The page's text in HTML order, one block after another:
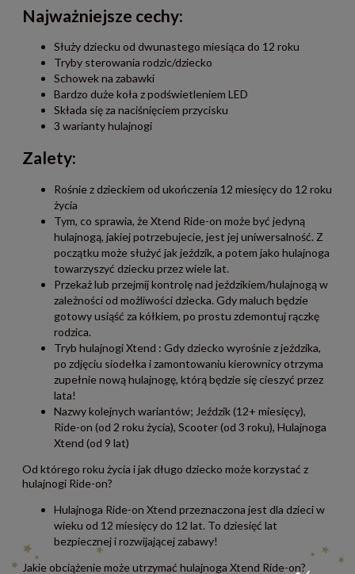
Najważniejsze cechy:
Służy dziecku od dwunastego miesiąca do 12 roku
Tryby sterowania rodzic/dziecko
Schowek na zabawki
Bardzo duże koła z podświetleniem LED
Składa się za naciśnięciem przycisku
3 warianty hulajnogi
Zalety:
Rośnie z dzieckiem od ukończenia 12 miesięcy do 12 roku
życia
Tym, co sprawia, że Xtend Ride-on może być jedyną
hulajnogą, jakiej potrzebujecie, jest jej uniwersalność. Z
początku może służyć jak jeździk, a potem jako hulajnoga
towarzyszyć dziecku przez wiele lat.
Przekaż lub przejmij kontrolę nad jeździkiem/hulajnogą w
zależności od możliwości dziecka. Gdy maluch będzie
gotowy usiąść za kółkiem, po prostu zdemontuj rączkę
rodzica.
Tryb hulajnogi Xtend : Gdy dziecko wyrośnie z jeździka,
po zdjęciu siodełka i zamontowaniu kierownicy otrzyma
zupełnie nową hulajnogę, którą będzie się cieszyć przez
lata!
Nazwy kolejnych wariantów; Jeździk (12+ miesięcy),
Ride-on (od 2 roku życia), Scooter (od 3 roku), Hulajnoga
Xtend (od 9 lat)
Od którego roku życia i jak długo dziecko może korzystać z
hulajnogi Ride-on?
Hulajnoga Ride-on Xtend przeznaczona jest dla dzieci w
wieku od 12 miesięcy do 12 lat. To dziesięć lat
bezpiecznej i rozwijającej zabawy!
Jakie obciążenie może utrzymać hulajnoga Xtend Ride-on?